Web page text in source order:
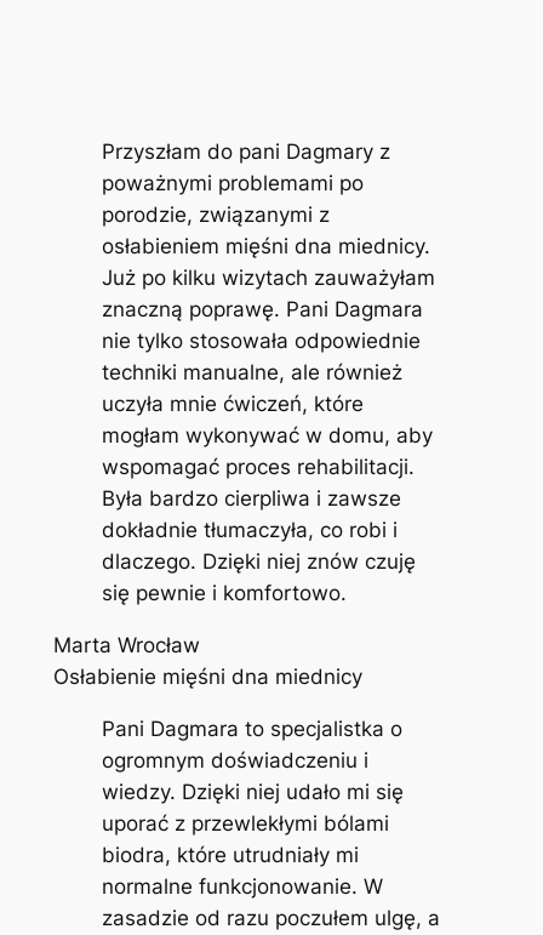
Przyszłam do pani Dagmary z
poważnymi problemami po
porodzie, związanymi z
osłabieniem mięśni dna miednicy.
Już po kilku wizytach zauważyłam
znaczną poprawę. Pani Dagmara
nie tylko stosowała odpowiednie
techniki manualne, ale również
uczyła mnie ćwiczeń, które
mogłam wykonywać w domu, aby
wspomagać proces rehabilitacji.
Była bardzo cierpliwa i zawsze
dokładnie tłumaczyła, co robi i
dlaczego. Dzięki niej znów czuję
się pewnie i komfortowo.
Marta Wrocław
Osłabienie mięśni dna miednicy
Pani Dagmara to specjalistka o
ogromnym doświadczeniu i
wiedzy. Dzięki niej udało mi się
uporać z przewlekłymi bólami
biodra, które utrudniały mi
normalne funkcjonowanie. W
zasadzie od razu poczułem ulgę, a